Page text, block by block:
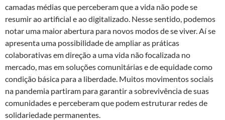
camadas médias que perceberam que a vida não pode se
resumir ao artificial e ao digitalizado. Nesse sentido, podemos
notar uma maior abertura para novos modos de se viver. Aí se
apresenta uma possibilidade de ampliar as práticas
colaborativas em direção a uma vida não focalizada no
mercado, mas em soluções comunitárias e de equidade como
condição básica para a liberdade. Muitos movimentos sociais
na pandemia partiram para garantir a sobrevivência de suas
comunidades e perceberam que podem estruturar redes de
solidariedade permanentes.